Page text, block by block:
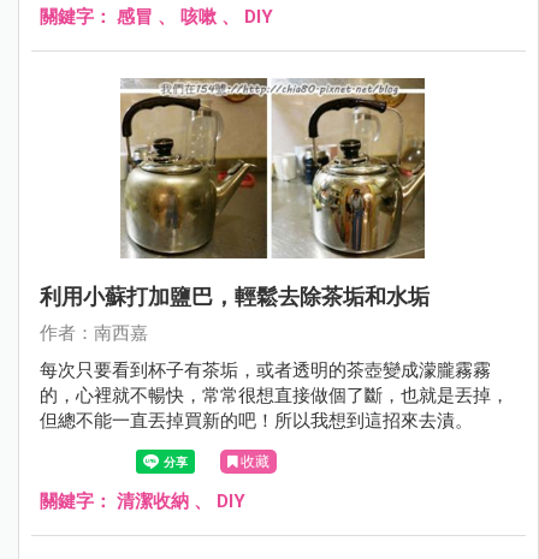
關鍵字： 感冒 、 咳嗽 、 DIY
利用小蘇打加鹽巴，輕鬆去除茶垢和水垢
作者：南西嘉
每次只要看到杯子有茶垢，或者透明的茶壺變成濛朧霧霧
的，心裡就不暢快，常常很想直接做個了斷，也就是丟掉，
但總不能一直丟掉買新的吧！所以我想到這招來去漬。
收藏
關鍵字： 清潔收納 、 DIY